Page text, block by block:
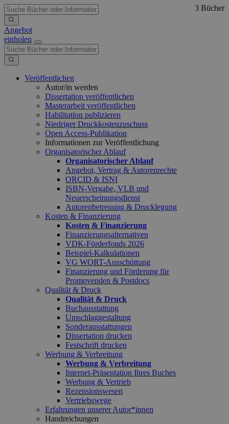
Angebot
einholen
Veröffentlichen
Autor/in werden
Dissertation veröffentlichen
Masterarbeit veröffentlichen
Habilitation publizieren
Niedriger Druckkostenzuschuss
Open Access-Publikation
Informationen zur Veröffentlichung
Organisatorischer Ablauf
Organisatorischer Ablauf
Angebot, Vertrag & Autorenrechte
ORCID & ISNI
ISBN-Vergabe, VLB und
Neuerscheinungsdienst
Autorenbetreuung & Drucklegung
Kosten & Finanzierung
Kosten & Finanzierung
Finanzierungsalternativen
VDK-Förderfonds 2026
Beispiel-Kalkulationen
VG WORT-Ausschüttung
Finanzierung und Förderung für
Promovenden & Postdocs
Qualität & Druck
Qualität & Druck
Buchausstattung
Umschlaggestaltung
Sonderausstattungen
Dissertation drucken
Festschrift drucken
Werbung & Verbreitung
Werbung & Verbreitung
Internet-Präsentation Ihres Buches
Werbung & Vertrieb
Rezensionswesen
Vertriebswege
Erfahrungen unserer Autor*innen
Handreichungen
3 Bücher